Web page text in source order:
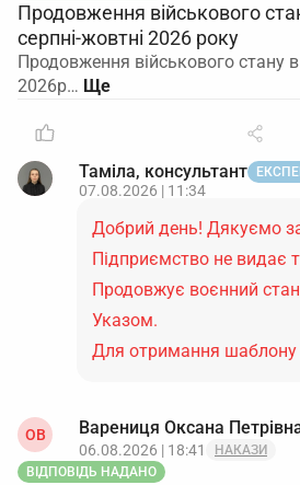
Продовження військового
серпні-жовтні 2026 року
Продовження військового стану в
2026р…
Таміла, консультант
07.08.2026 | 11:34
Добрий день! Дякуємо
Підприємство не видає
Продовжує воєнний
Указом.
Для отримання шаблону
ОВ Варениця Оксана
06.08.2026 | 18:41
НАКАЗИ
ВІДПОВІДЬ НАДАНО